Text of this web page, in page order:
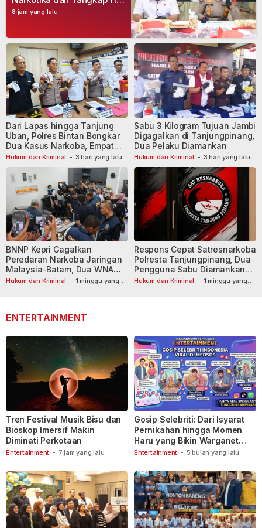
8 jam yang lalu
Tersangka
Hukum dan Kriminal - 3 hari yang lalu
Dari Lapas hingga Tanjung
Uban, Polres Bintan Bongkar
Dua Kasus Narkoba, Empat
Tersangka Dibekuk
Hukum dan Kriminal - 3 hari yang lalu
Sabu 3 Kilogram Tujuan Jambi
Digagalkan di Tanjungpinang,
Dua Pelaku Diamankan
Hukum dan Kriminal - 1 minggu yang
BNNP Kepri Gagalkan
Peredaran Narkoba Jaringan
Malaysia-Batam, Dua WNA
Masih Diburu
Hukum dan Kriminal - 1 minggu yang
Respons Cepat Satresnarkoba
Polresta Tanjungpinang, Dua
Pengguna Sabu Diamankan
Usai Dilaporkan ke Call Center
ENTERTAINMENT
Entertainment - 7 jam yang lalu
Tren Festival Musik Bisu dan
Bioskop Imersif Makin
Diminati Perkotaan
Entertainment - 5 bulan yang lalu
Gosip Selebriti: Dari Isyarat
Pernikahan hingga Momen
Haru yang Bikin Warganet
Berspekulasi